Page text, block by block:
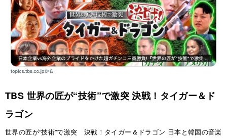
TBS 世界の匠が“技術”で激突 決戦！タイガー＆ド
ラゴン
世界の匠が“技術”で激突 決戦！タイガー＆ドラゴン 日本と韓国の音楽